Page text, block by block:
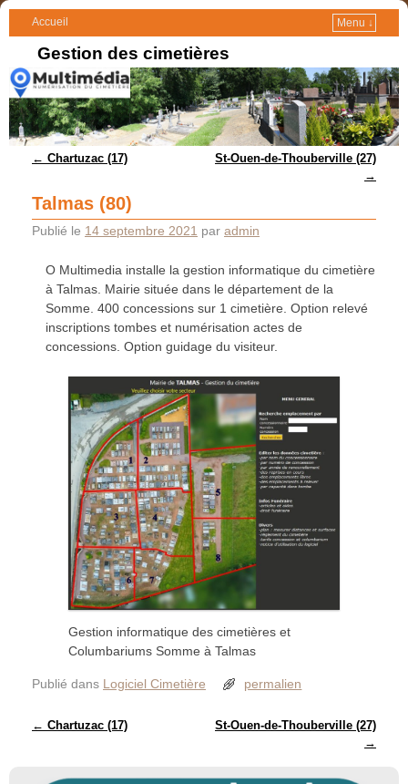
Accueil Menu ↓
Gestion des cimetières
Navigation des articles
← Chartuzac (17)
St-Ouen-de-Thouberville (27)
→
Talmas (80)
Publié le 14 septembre 2021 par admin
O Multimedia installe la gestion informatique du cimetière
à Talmas. Mairie située dans le département de la
Somme. 400 concessions sur 1 cimetière. Option relevé
inscriptions tombes et numérisation actes de
concessions. Option guidage du visiteur.
Gestion informatique des cimetières et
Columbariums Somme à Talmas
Publié dans Logiciel Cimetière permalien
Navigation des articles
← Chartuzac (17)
St-Ouen-de-Thouberville (27)
→